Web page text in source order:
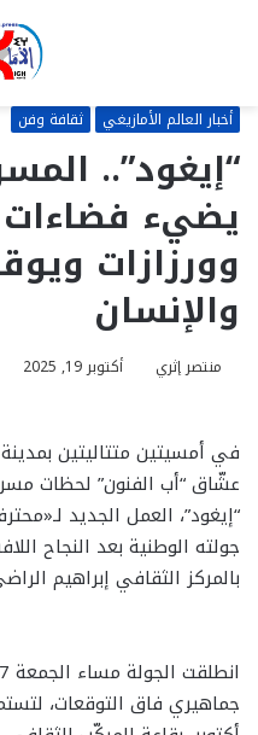
أخبار العالم الأمازيغي ثقافة وفن
“إيغود”..
يضيء فضاءات
وورزازات
والإنسان
منتصر إثري أكتوبر 19, 2025
في أمسيتين متتاليتين
عشّاق “أب الفنون” لحظات
“إيغود”، العمل الجديد
جولته الوطنية بعد النجاح
بالمركز الثقافي إبراهيم الراضي